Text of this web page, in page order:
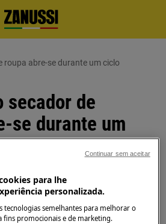
roupa abre-se durante um ciclo
secador de
se durante um
de roupa se abrir durante
que a máquina esteja
para lhe
personalizada.
tecnologias semelhantes para melhorar o
fins promocionais e de marketing.
Continuar sem aceitar